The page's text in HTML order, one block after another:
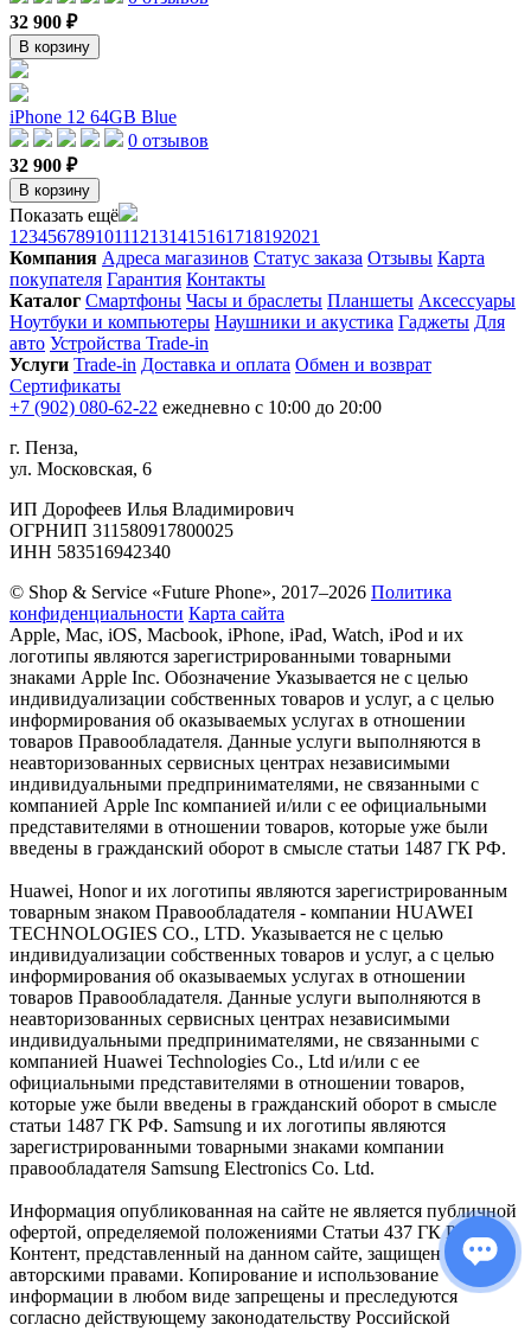
32 900 ₽
В корзину
iPhone 12 64GB Blue
0 отзывов
32 900 ₽
В корзину
Показать ещё
1 23456789101112131415161718192021
Компания Адреса магазинов Статус заказа Отзывы Карта
покупателя Гарантия Контакты
Каталог Смартфоны Часы и браслеты Планшеты Аксессуары
Ноутбуки и компьютеры Наушники и акустика Гаджеты Для
авто Устройства Trade-in
Услуги Trade-in Доставка и оплата Обмен и возврат
Сертификаты
+7 (902) 080-62-22 ежедневно с 10:00 до 20:00
г. Пенза,
ул. Московская, 6
ИП Дорофеев Илья Владимирович
ОГРНИП 311580917800025
ИНН 583516942340
© Shop & Service «Future Phone», 2017–2026 Политика
конфиденциальности Карта сайта
Apple, Mac, iOS, Macbook, iPhone, iPad, Watch, iPod и их
логотипы являются зарегистрированными товарными
знаками Apple Inc. Обозначение Указывается не с целью
индивидуализации собственных товаров и услуг, а с целью
информирования об оказываемых услугах в отношении
товаров Правообладателя. Данные услуги выполняются в
неавторизованных сервисных центрах независимыми
индивидуальными предпринимателями, не связанными с
компанией Apple Inc компанией и/или с ее официальными
представителями в отношении товаров, которые уже были
введены в гражданский оборот в смысле статьи 1487 ГК РФ.
Huawei, Honor и их логотипы являются зарегистрированным
товарным знаком Правообладателя - компании HUAWEI
TECHNOLOGIES CO., LTD. Указывается не с целью
индивидуализации собственных товаров и услуг, а с целью
информирования об оказываемых услугах в отношении
товаров Правообладателя. Данные услуги выполняются в
неавторизованных сервисных центрах независимыми
индивидуальными предпринимателями, не связанными с
компанией Huawei Technologies Co., Ltd и/или с ее
официальными представителями в отношении товаров,
которые уже были введены в гражданский оборот в смысле
статьи 1487 ГК РФ. Samsung и их логотипы являются
зарегистрированными товарными знаками компании
правообладателя Samsung Electronics Co. Ltd.
Информация опубликованная на сайте не является публичной
офертой, определяемой положениями Статьи 437 ГК РФ.
Контент, представленный на данном сайте, защищен
авторскими правами. Копирование и использование
информации в любом виде запрещены и преследуются
согласно действующему законодательству Российской